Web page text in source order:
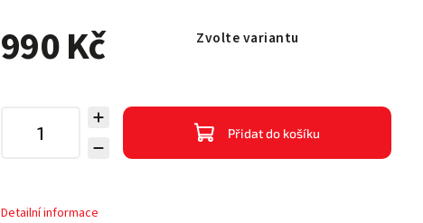
990 Kč Zvolte variantu
Přidat do košíku
Detailní informace